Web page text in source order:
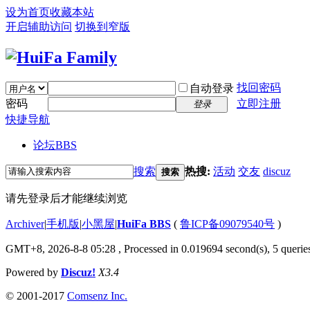
设为首页收藏本站
开启辅助访问 切换到窄版
自动登录 找回密码
密码
登录
立即注册
快捷导航
论坛BBS
搜索 搜索 热搜: 活动 交友 discuz
请先登录后才能继续浏览
Archiver|手机版|小黑屋|HuiFa BBS ( 鲁ICP备09079540号 )
GMT+8, 2026-8-8 05:28 , Processed in 0.019694 second(s), 5
Powered by Discuz! X3.4
© 2001-2017 Comsenz Inc.